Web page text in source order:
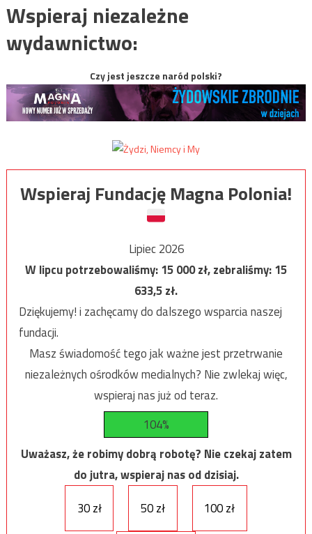
Wspieraj niezależne
wydawnictwo:
Czy jest jeszcze naród polski?
Wspieraj Fundację Magna Polonia!
Lipiec 2026
W lipcu potrzebowaliśmy:15 000zł, zebraliśmy:15
633,5zł.
Dziękujemy! i zachęcamy do dalszego wsparcia naszej
fundacji.
Masz świadomość tego jak ważne jest przetrwanie
niezależnych ośrodków medialnych? Nie zwlekaj więc,
wspieraj nas już od teraz.
104%
Uważasz, że robimy dobrą robotę? Nie czekaj zatem
do jutra, wspieraj nas od dzisiaj.
30 zł
50 zł 100 zł